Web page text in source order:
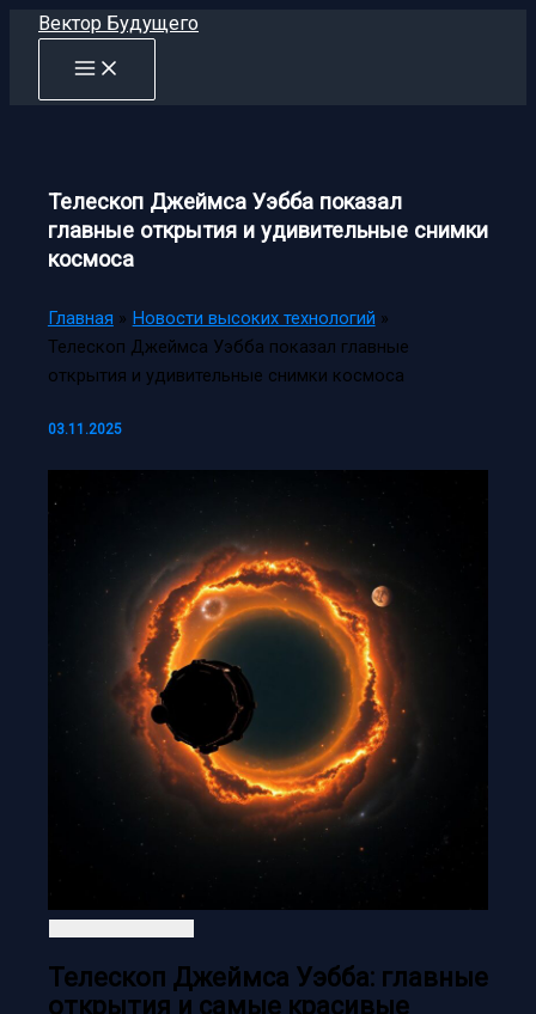
Перейти
содержимому
Вектор Будущего
Телескоп Джеймса Уэбба показал
главные открытия и удивительные снимки
космоса
Главная
Новости высоких технологий
Телескоп Джеймса Уэбба показал главные
открытия и удивительные снимки космоса
03.11.2025
Телескоп Джеймса Уэбба: главные
открытия и самые красивые